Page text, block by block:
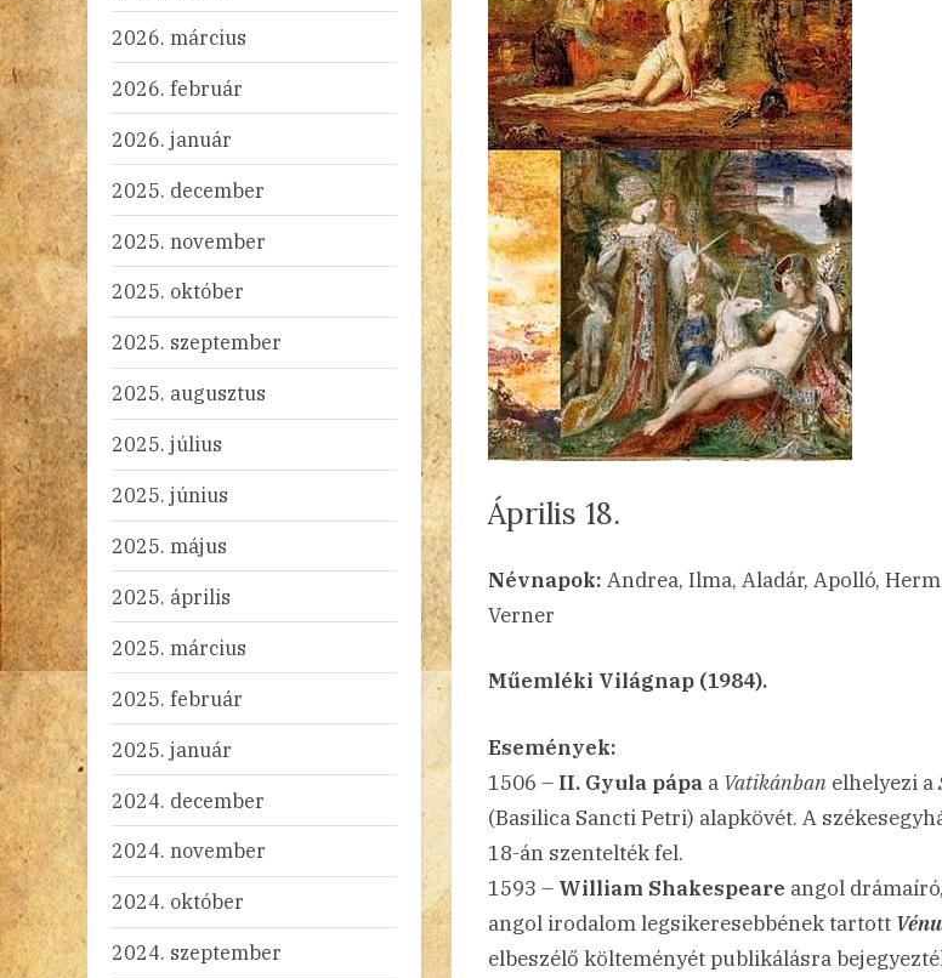
Április 18.
2023.04.18.
Nincs hozzászólás
a(z)
Április
Névnapok: Andrea, Ilma, Aladár, Apolló,
Verner
Műemléki Világnap (1984).
Események:
1506 – II. Gyula pápa a Vatikánban elhelyezi a
(Basilica Sancti Petri) alapkövét. A
18-án szentelték fel.
1593 – William Shakespeare angol
angol irodalom legsikeresebbének tartott
elbeszélő költeményét publikálásra
2026. március
2026. február
2026. január
2025. december
2025. november
2025. október
2025. szeptember
2025. augusztus
2025. július
2025. június
2025. május
2025. április
2025. március
2025. február
2025. január
2024. december
2024. november
2024. október
2024. szeptember